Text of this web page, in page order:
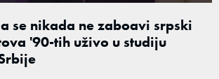
se nikada ne zaboavi srpski
'90-tih uživo u studiju